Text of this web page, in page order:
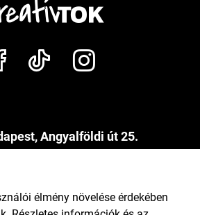
Angyalföldi út 25.
szabályzat
élmény növelése érdekében